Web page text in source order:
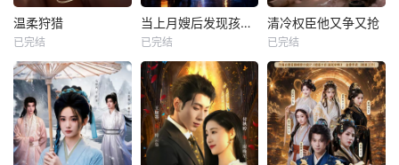
温柔狩猎
已完结
当上月嫂后发现孩子是我的
已完结
清冷权臣他又争又抢
已完结